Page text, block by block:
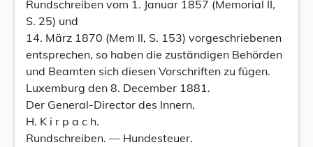
Rundschreiben vom 1. Januar 1857 (Memorial II,
S. 25) und
14. März 1870 (Mem ll, S. 153) vorgeschriebenen
entsprechen, so haben die zuständigen Behörden
und Beamten sich diesen Vorschriften zu fügen.
Luxemburg den 8. December 1881.
Der General-Director des Innern,
H. K i r p a c h.
Rundschreiben. — Hundesteuer.